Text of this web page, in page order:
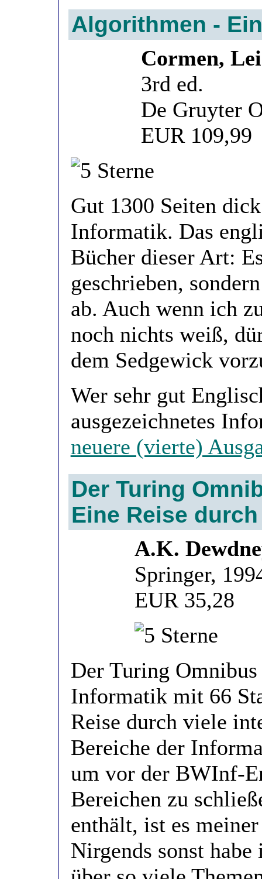
Algorithmen -
Cormen,
3rd ed.
De Gruyter
EUR 109,99
Gut 1300 Seiten
Informatik. Das
Bücher dieser Art:
geschrieben,
ab. Auch wenn ich
noch nichts weiß,
dem Sedgewick
Wer sehr gut
ausgezeichnetes
neuere (vierte)
Der Turing
Eine Reise
A.K.
Springer,
EUR 35,28
Der Turing
Informatik mit 66
Reise durch viele
Bereiche der
um vor der BWInf-
Bereichen zu
enthält, ist es
Nirgends sonst